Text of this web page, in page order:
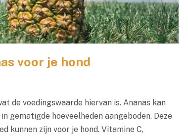
voor je hond
de voedingswaarde hiervan is. Ananas kan
gematigde hoeveelheden aangeboden. Deze
kunnen zijn voor je hond. Vitamine C,